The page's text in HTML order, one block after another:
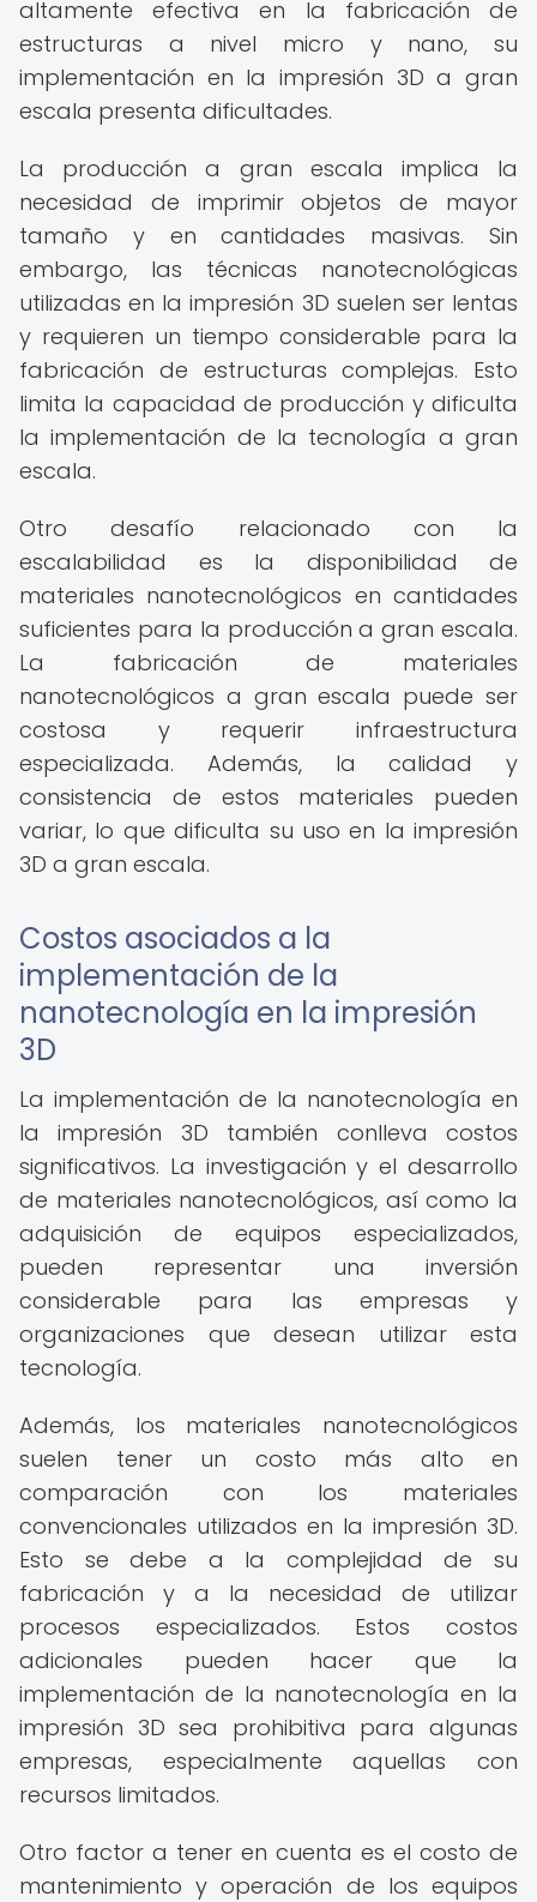
altamente efectiva en la fabricación de
estructuras a nivel micro y nano, su
implementación en la impresión 3D a gran
escala presenta dificultades.
La producción a gran escala implica la
necesidad de imprimir objetos de mayor
tamaño y en cantidades masivas. Sin
embargo, las técnicas nanotecnológicas
utilizadas en la impresión 3D suelen ser lentas
y requieren un tiempo considerable para la
fabricación de estructuras complejas. Esto
limita la capacidad de producción y dificulta
la implementación de la tecnología a gran
escala.
Otro desafío relacionado con la
escalabilidad es la disponibilidad de
materiales nanotecnológicos en cantidades
suficientes para la producción a gran escala.
La fabricación de materiales
nanotecnológicos a gran escala puede ser
costosa y requerir infraestructura
especializada. Además, la calidad y
consistencia de estos materiales pueden
variar, lo que dificulta su uso en la impresión
3D a gran escala.
Costos asociados a la
implementación de la
nanotecnología en la impresión
3D
La implementación de la nanotecnología en
la impresión 3D también conlleva costos
significativos. La investigación y el desarrollo
de materiales nanotecnológicos, así como la
adquisición de equipos especializados,
pueden representar una inversión
considerable para las empresas y
organizaciones que desean utilizar esta
tecnología.
Además, los materiales nanotecnológicos
suelen tener un costo más alto en
comparación con los materiales
convencionales utilizados en la impresión 3D.
Esto se debe a la complejidad de su
fabricación y a la necesidad de utilizar
procesos especializados. Estos costos
adicionales pueden hacer que la
implementación de la nanotecnología en la
impresión 3D sea prohibitiva para algunas
empresas, especialmente aquellas con
recursos limitados.
Otro factor a tener en cuenta es el costo de
mantenimiento y operación de los equipos